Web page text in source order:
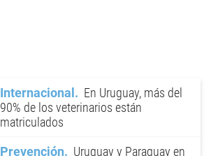
Internacional
En Uruguay, más del
90% de los veterinarios están
matriculados
Prevención
Uruguay y Paraguay en